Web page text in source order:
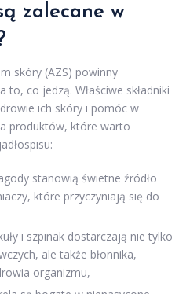
zalecane w
skóry (AZS) powinny
to, co jedzą. Właściwe składniki
ich skóry i pomóc w
produktów, które warto
stanowią świetne źródło
które przyczyniają się do
i szpinak dostarczają nie tylko
ale także błonnika,
organizmu,